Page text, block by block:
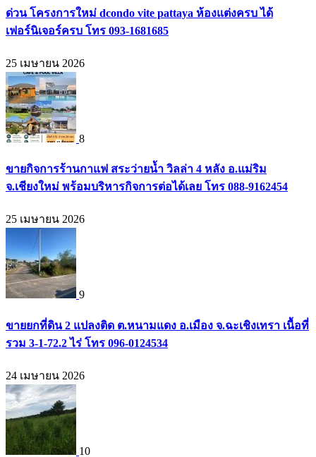
ด่วน โครงการใหม่ dcondo vite pattaya ห้องแต่งครบ ได้
เฟอร์นิเจอร์ครบ โทร 093-1681685
25 เมษายน 2026
8
ขายกิจการร้านกาแฟ สระว่ายน้ำ วิลล่า 4 หลัง อ.แม่ริม
จ.เชียงใหม่ พร้อมบริหารกิจการต่อได้เลย โทร 088-9162454
25 เมษายน 2026
9
ขายยกที่ดิน 2 แปลงติด ต.หนามแดง อ.เมือง จ.ฉะเชิงเทรา เนื้อที่
รวม 3-1-72.2 ไร่ โทร 096-0124534
24 เมษายน 2026
10